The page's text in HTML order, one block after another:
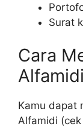
Surat
Cara
Alfamidi
Kamu dapat
Alfamidi